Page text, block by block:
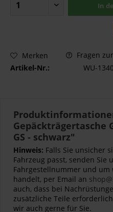
In
Merken
Fragen
Artikel-Nr.:
WU-
Gepäckträgertasche
GS - schwarz"
Hinweis: Falls Sie unsicher
Fahrzeug passt, senden Sie
Fahrgestellnummer und um
handelt, per Email an
auch, dass bei
zusätzliche Teile
wir auch gerne für Sie.